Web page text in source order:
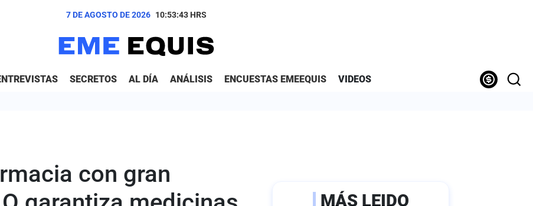
7 DE AGOSTO DE 2026 10:53:44 HRS
SECRETOS AL DÍA ANÁLISIS ENCUESTAS EMEEQUIS VIDEOS
con gran
MÁS LEIDO